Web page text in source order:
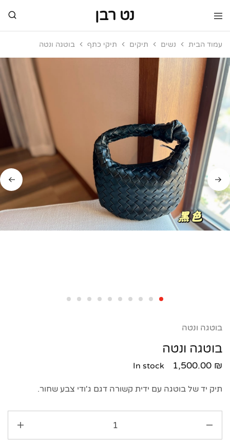
נט רבן
נט
מותגי
מותגי
עמוד הבית נשים תיקים תיקי כתף בוטגה ונטה
בוטגה ונטה
בוטגה ונטה
1,500.00 ₪
In stock
תיק יד של בוטגה עם ידית קשורה דגם ג'ודי צבע שחור.